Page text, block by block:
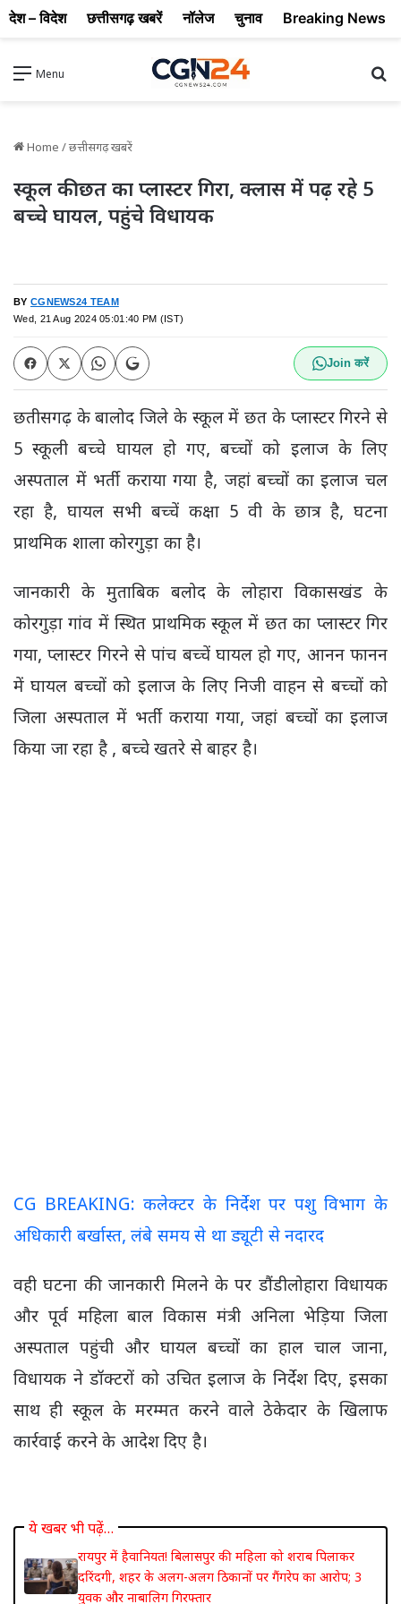
Menu
Home /छत्तीसगढ़ खबरें
स्कूल की छत का प्लास्टर गिरा, क्लास में पढ़ रहे 5
बच्चे घायल, पहुंचे विधायक
BY CGNEWS24 TEAM
Wed, 21 Aug 2024 05:01:40 PM (IST)
Join करें
छतीसगढ़ के बालोद जिले के स्कूल में छत के प्लास्टर गिरने से
5 स्कूली बच्चे घायल हो गए, बच्चों को इलाज के लिए
अस्पताल में भर्ती कराया गया है, जहां बच्चों का इलाज चल
रहा है, घायल सभी बच्चें कक्षा 5 वी के छात्र है, घटना
प्राथमिक शाला कोरगुड़ा का है।
जानकारी के मुताबिक बलोद के लोहारा विकासखंड के
कोरगुड़ा गांव में स्थित प्राथमिक स्कूल में छत का प्लास्टर गिर
गया, प्लास्टर गिरने से पांच बच्चें घायल हो गए, आनन फानन
में घायल बच्चों को इलाज के लिए निजी वाहन से बच्चों को
जिला अस्पताल में भर्ती कराया गया, जहां बच्चों का इलाज
किया जा रहा है , बच्चे खतरे से बाहर है।
CG BREAKING: कलेक्टर के निर्देश पर पशु विभाग के
अधिकारी बर्खास्त, लंबे समय से था ड्यूटी से नदारद
वही घटना की जानकारी मिलने के पर डौंडीलोहारा विधायक
और पूर्व महिला बाल विकास मंत्री अनिला भेड़िया जिला
अस्पताल पहुंची और घायल बच्चों का हाल चाल जाना,
विधायक ने डॉक्टरों को उचित इलाज के निर्देश दिए, इसका
साथ ही स्कूल के मरम्मत करने वाले ठेकेदार के खिलाफ
कार्रवाई करने के आदेश दिए है।
ये खबर भी पढ़ें…
रायपुर में हैवानियत! बिलासपुर की महिला को शराब पिलाकर
दरिंदगी, शहर के अलग-अलग ठिकानों पर गैंगरेप का आरोप; 3
युवक और नाबालिग गिरफ्तार
देश – विदेश छत्तीसगढ़ खबरें नॉलेज चुनाव Breaking News